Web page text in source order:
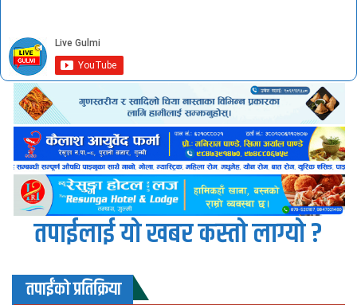
तपाईलाई यो खबर कस्तो लाग्यो ?
तपाईंको प्रतिक्रिया